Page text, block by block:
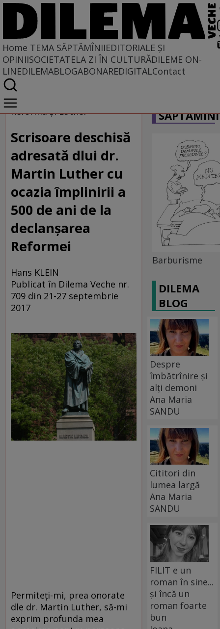
Home TEMA SĂPTĂMÎNIIEDITORIALE ȘI
OPINIISOCIETATELA ZI ÎN CULTURĂDILEME ON-
LINEDILEMABLOGABONAREDIGITALContact
Home
Tema săptămînii
Reforma şi Luther
Scrisoare deschisă
adresată dlui dr.
Martin Luther cu
ocazia împlinirii a
500 de ani de la
declanşarea
Reformei
Hans KLEIN
Publicat în Dilema Veche nr.
709 din 21-27 septembrie
2017
Permiteți-mi, prea onorate
dle dr. Martin Luther, să-mi
exprim profunda mea
Barburisme
DILEMA
BLOG
Despre
îmbătrînire și
alți demoni
Ana Maria
SANDU
Cititori din
lumea largă
Ana Maria
SANDU
FILIT e un
roman în sine...
și încă un
roman foarte
bun